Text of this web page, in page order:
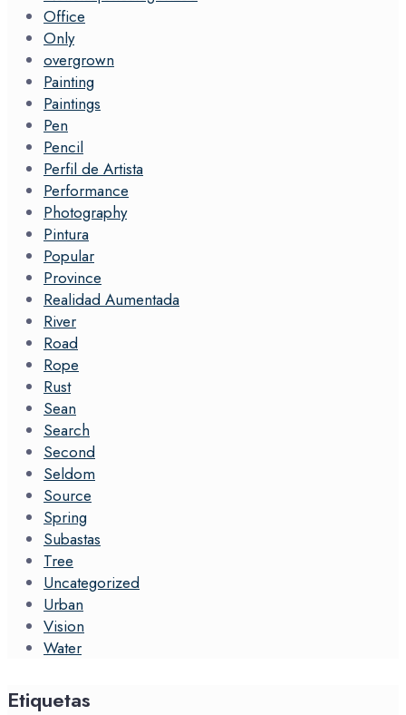
Office
Only
overgrown
Painting
Paintings
Pen
Pencil
Perfil de Artista
Performance
Photography
Pintura
Popular
Province
Realidad Aumentada
River
Road
Rope
Rust
Sean
Search
Second
Seldom
Source
Spring
Subastas
Tree
Uncategorized
Urban
Vision
Water
Etiquetas